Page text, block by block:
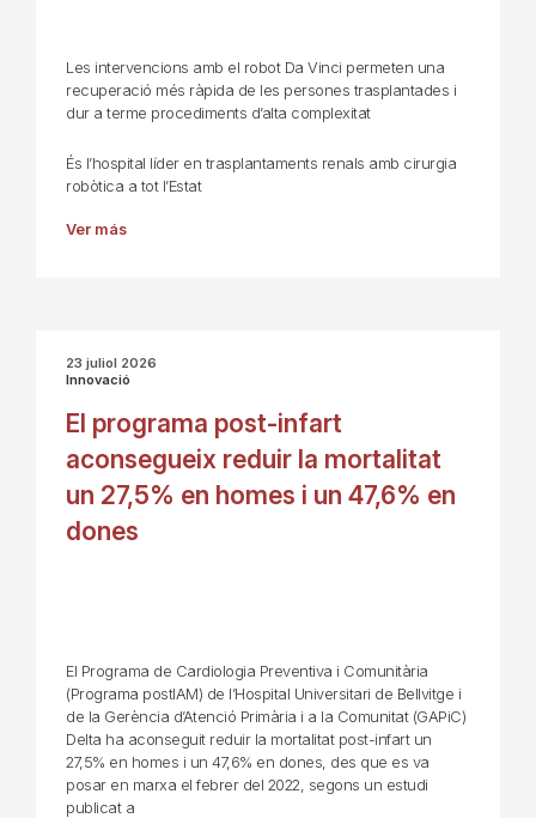
Les intervencions amb el robot Da Vinci permeten una
recuperació més ràpida de les persones trasplantades i
dur a terme procediments d’alta complexitat
És l’hospital líder en trasplantaments renals amb cirurgia
robòtica a tot l’Estat
Ver más
23 juliol 2026
Innovació
El programa post-infart
aconsegueix reduir la mortalitat
un 27,5% en homes i un 47,6% en
dones
El Programa de Cardiologia Preventiva i Comunitària
(Programa postIAM) de l’Hospital Universitari de Bellvitge i
de la Gerència d’Atenció Primària i a la Comunitat (GAPiC)
Delta ha aconseguit reduir la mortalitat post-infart un
27,5% en homes i un 47,6% en dones, des que es va
posar en marxa el febrer del 2022, segons un estudi
publicat a